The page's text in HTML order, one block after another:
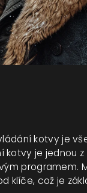
kotvy je
je jednou z
programem.
klíče, což je